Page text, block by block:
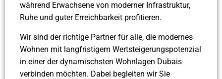
während Erwachsene von moderner Infrastruktur,
Ruhe und guter Erreichbarkeit profitieren.
Wir sind der richtige Partner für alle, die modernes
Wohnen mit langfristigem Wertsteigerungspotenzial
in einer der dynamischsten Wohnlagen Dubais
verbinden möchten. Dabei begleiten wir Sie